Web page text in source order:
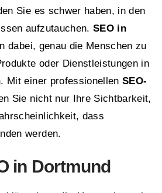
Sie es schwer haben, in den
aufzutauchen. SEO in
dabei, genau die Menschen zu
oder Dienstleistungen in
Mit einer professionellen SEO-
Sie nicht nur Ihre Sichtbarkeit,
dass
werden.
in Dortmund